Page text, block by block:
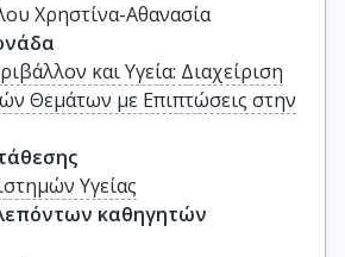
Χρηστίνα-Αθανασία
και Υγεία: Διαχείριση
Θεμάτων με Επιπτώσεις στην
Υγείας
καθηγητών